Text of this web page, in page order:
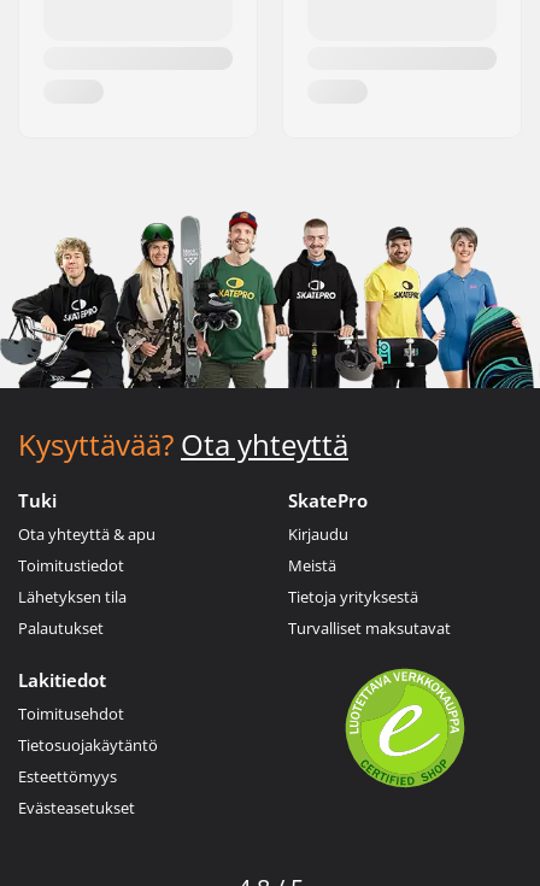
Kysyttävää? Ota yhteyttä
Tuki
Ota yhteyttä & apu
Toimitustiedot
Lähetyksen tila
Palautukset
SkatePro
Kirjaudu
Meistä
Tietoja yrityksestä
Turvalliset maksutavat
Lakitiedot
Toimitusehdot
Tietosuojakäytäntö
Esteettömyys
Evästeasetukset